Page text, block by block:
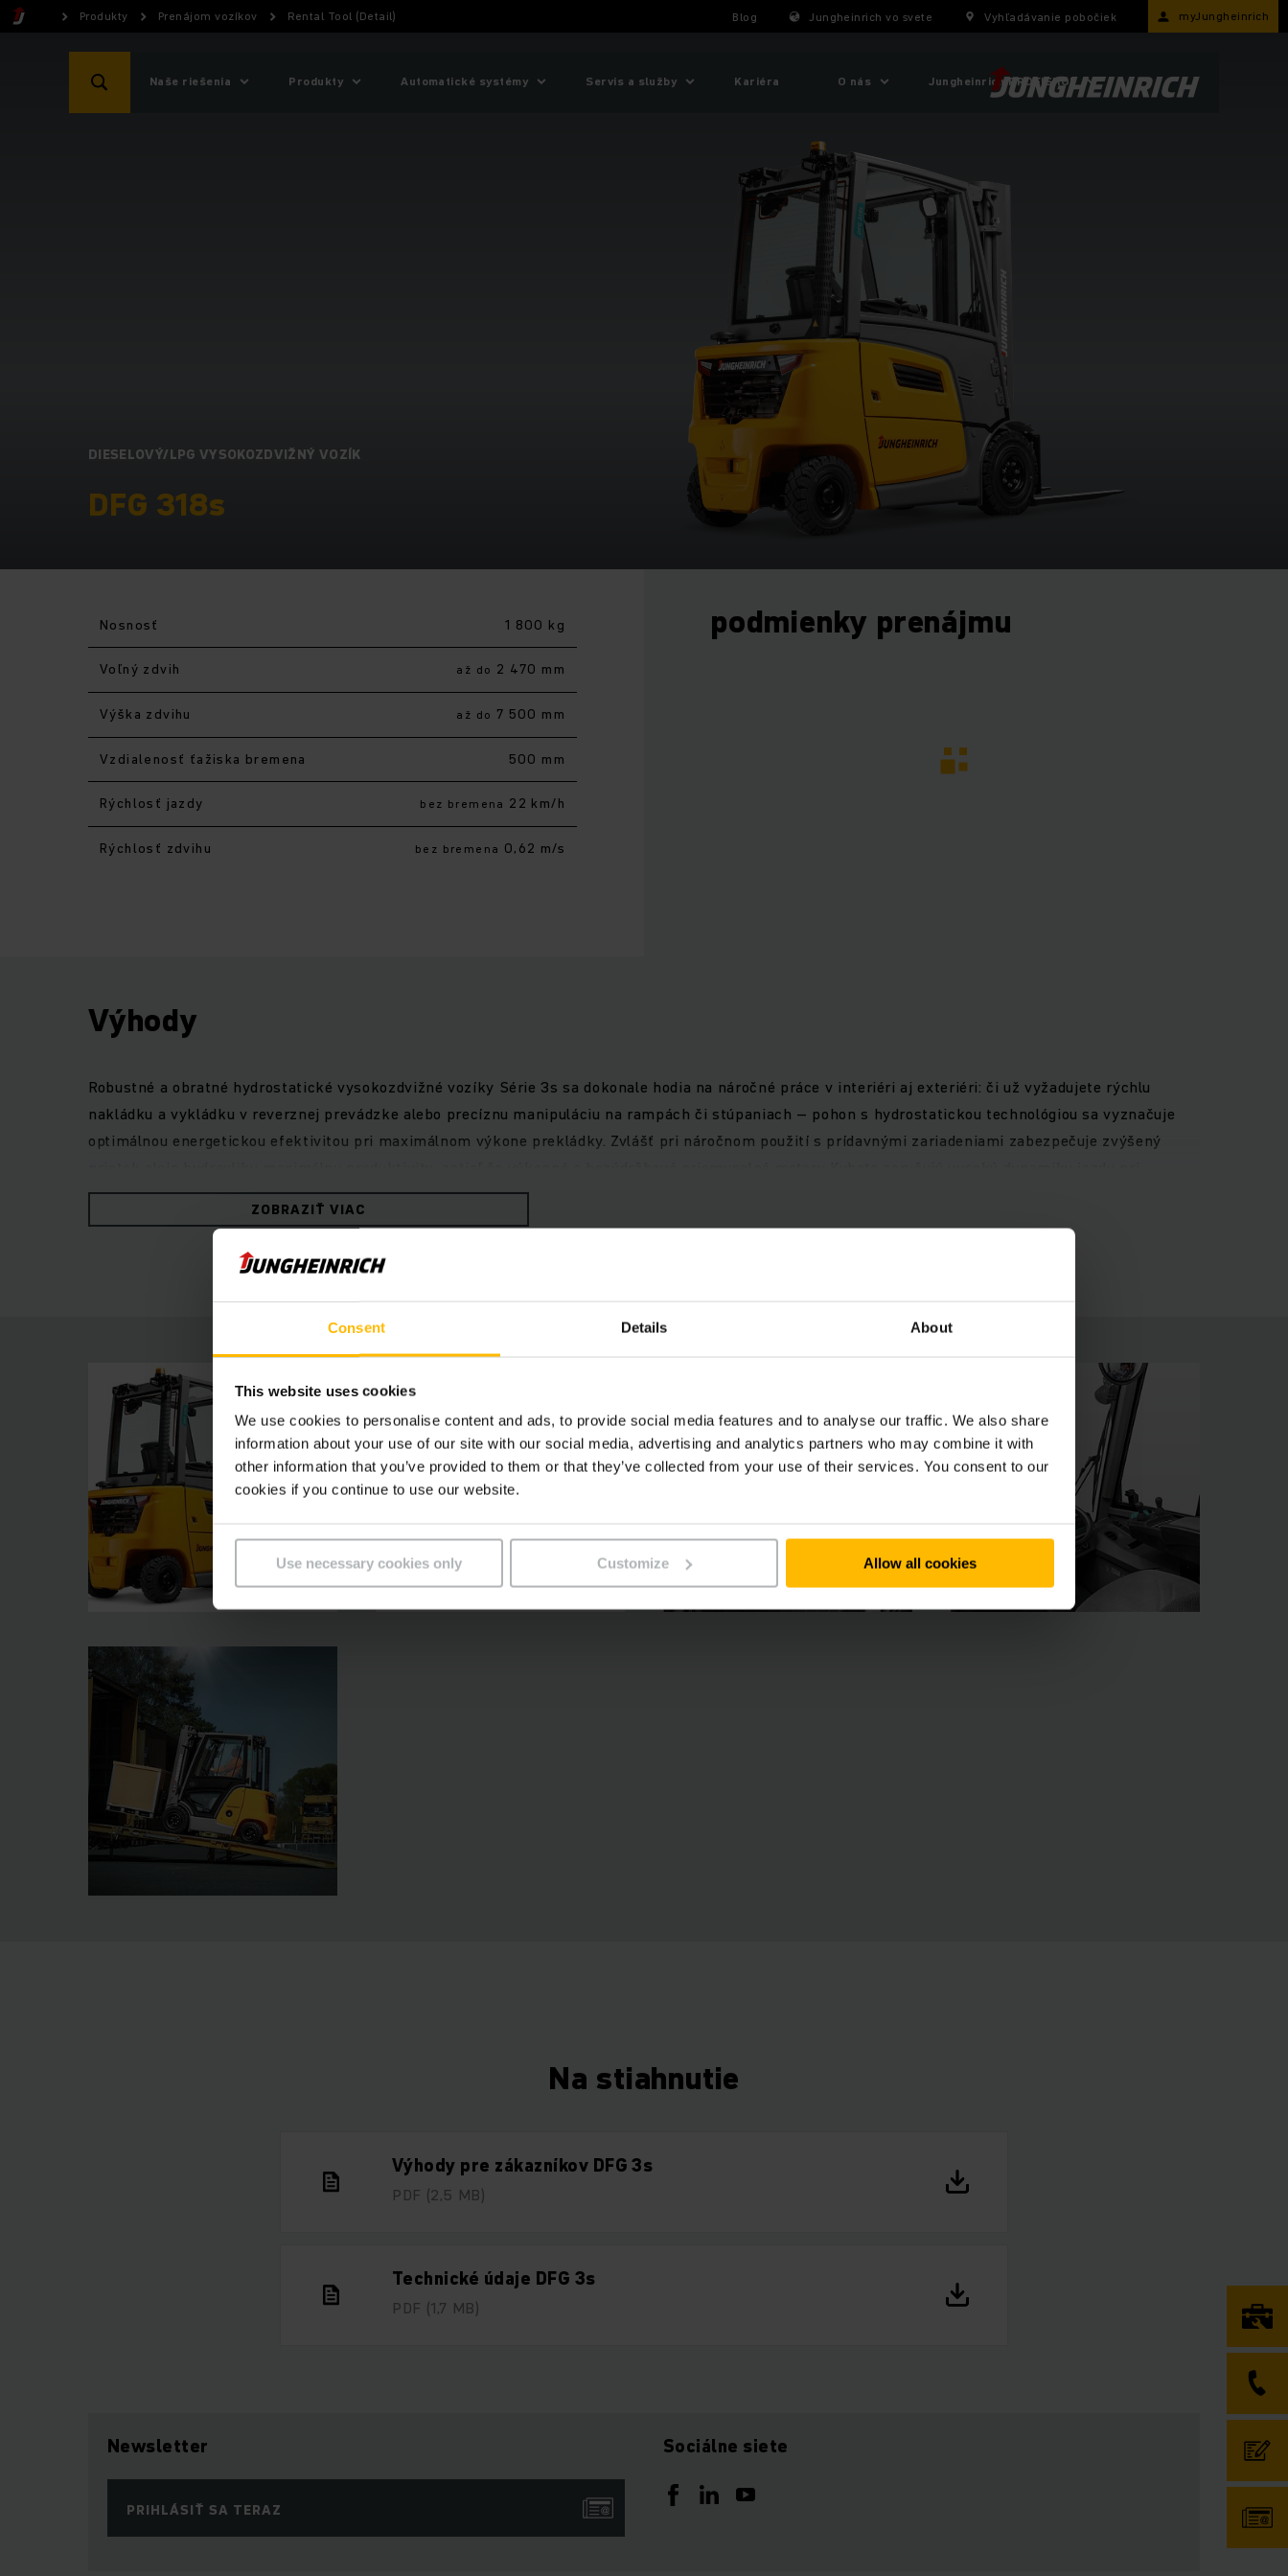
Consent Details About
This website uses cookies
We use cookies to personalise content and ads, to provide social media features and to analyse our traffic. We also share
information about your use of our site with our social media, advertising and analytics partners who may combine it with
other information that you’ve provided to them or that they’ve collected from your use of their services. You consent to our
cookies if you continue to use our website.
Use necessary cookies only Customize Allow all cookies
Produkty Prenájom vozíkov Rental Tool (Detail) Blog Jungheinrich vo svete Vyhľadávanie pobočiek myJungheinrich
Naše riešenia Produkty Automatické systémy Servis a služby Kariéra O nás Jungheinrich PROFISHOP
DIESELOVÝ/LPG VYSOKOZDVIŽNÝ VOZÍK
DFG 318s
Nosnosť 1 800 kg
Voľný zdvih až do 2 470 mm
Výška zdvihu až do 7 500 mm
Vzdialenosť ťažiska bremena 500 mm
Rýchlosť jazdy bez bremena 22 km/h
Rýchlosť zdvihu bez bremena 0,62 m/s
podmienky prenájmu
Výhody
Robustné a obratné hydrostatické vysokozdvižné vozíky Série 3s sa dokonale hodia na náročné práce v interiéri aj exteriéri: či už vyžadujete rýchlu
nakládku a vykládku v reverznej prevádzke alebo precíznu manipuláciu na rampách či stúpaniach – pohon s hydrostatickou technológiou sa vyznačuje
optimálnou energetickou efektivitou pri maximálnom výkone prekládky. Zvlášť pri náročnom použití s prídavnými zariadeniami zabezpečuje zvýšený
nízkych emisiách výfukových plynov.Bezpečnú a pohodlnú prácu umožňuje panoramatická strecha poskytujúca dokonalý výhľad z vozíka, 4-palcový
displej s piatimi voliteľnými jazdnými programami, ako aj asistenčné systémy, ktoré je možné ľahko pripojiť cez štandardné rozhranie – na efektívnu
prácu v každej situácii.
ZOBRAZIŤ VIAC
Na stiahnutie
Výhody pre zákazníkov DFG 3s
PDF (2,5 MB)
Technické údaje DFG 3s
PDF (1,7 MB)
Newsletter
PRIHLÁSIŤ SA TERAZ
Sociálne siete